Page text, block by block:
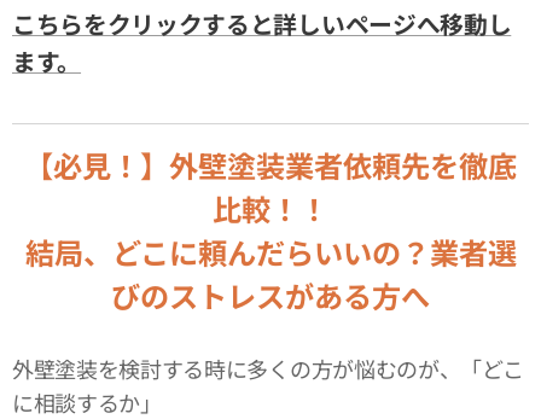
こちらをクリックすると詳しいページへ移動し
ます。
【必見！】外壁塗装業者依頼先を徹底
比較！！
結局、どこに頼んだらいいの？業者選
びのストレスがある方へ
外壁塗装を検討する時に多くの方が悩むのが、「どこ
に相談するか」